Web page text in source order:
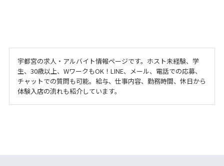
宇都宮の求人・アルバイト情報ページです。ホスト未経験、学
生、30歳以上、WワークもOK！LINE、メール、電話での応募、
チャットでの質問も可能。給与、仕事内容、勤務時間、休日から
体験入店の流れも紹介しています。